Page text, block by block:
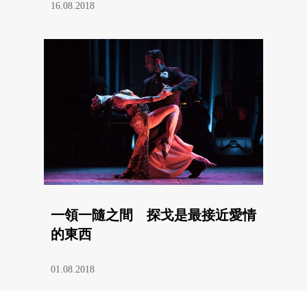
16.08.2018
一領一隨之間 探戈是最接近愛情
的東西
01.08.2018